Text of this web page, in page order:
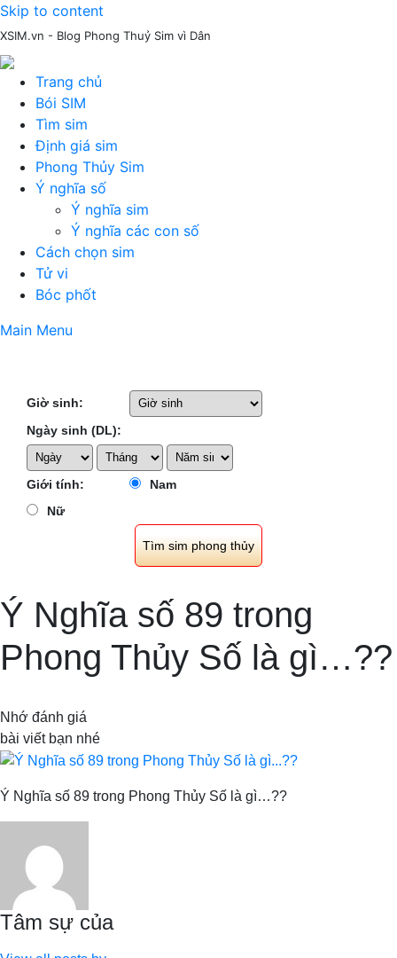
Skip to content
XSIM.vn - Blog Phong Thuỷ Sim vì Dân
Trang chủ
Bói SIM
Tìm sim
Định giá sim
Phong Thủy Sim
Ý nghĩa số
Ý nghĩa sim
Ý nghĩa các con số
Cách chọn sim
Tử vi
Bóc phốt
Main Menu
Giờ sinh:
Ngày sinh (DL):
Giới tính:
Nam
Nữ
Ý Nghĩa số 89 trong
Phong Thủy Số là gì…??
Nhớ đánh giá
bài viết bạn nhé
Ý Nghĩa số 89 trong Phong Thủy Số là gì…??
Tâm sự của